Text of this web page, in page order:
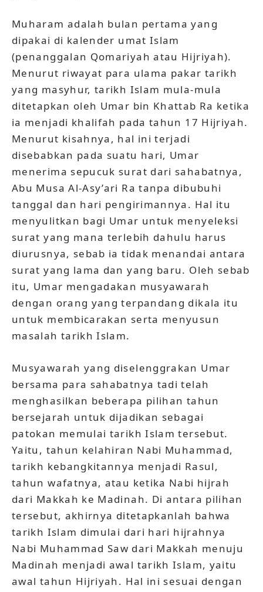
Muharam adalah bulan pertama yang
dipakai di kalender umat Islam
(penanggalan Qomariyah atau Hijriyah).
Menurut riwayat para ulama pakar tarikh
yang masyhur, tarikh Islam mula-mula
ditetapkan oleh Umar bin Khattab Ra ketika
ia menjadi khalifah pada tahun 17 Hijriyah.
Menurut kisahnya, hal ini terjadi
disebabkan pada suatu hari, Umar
menerima sepucuk surat dari sahabatnya,
Abu Musa Al-Asy’ari Ra tanpa dibubuhi
tanggal dan hari pengirimannya. Hal itu
menyulitkan bagi Umar untuk menyeleksi
surat yang mana terlebih dahulu harus
diurusnya, sebab ia tidak menandai antara
surat yang lama dan yang baru. Oleh sebab
itu, Umar mengadakan musyawarah
dengan orang yang terpandang dikala itu
untuk membicarakan serta menyusun
masalah tarikh Islam.
Musyawarah yang diselenggrakan Umar
bersama para sahabatnya tadi telah
menghasilkan beberapa pilihan tahun
bersejarah untuk dijadikan sebagai
patokan memulai tarikh Islam tersebut.
Yaitu, tahun kelahiran Nabi Muhammad,
tarikh kebangkitannya menjadi Rasul,
tahun wafatnya, atau ketika Nabi hijrah
dari Makkah ke Madinah. Di antara pilihan
tersebut, akhirnya ditetapkanlah bahwa
tarikh Islam dimulai dari hari hijrahnya
Nabi Muhammad Saw dari Makkah menuju
Madinah menjadi awal tarikh Islam, yaitu
awal tahun Hijriyah. Hal ini sesuai dengan